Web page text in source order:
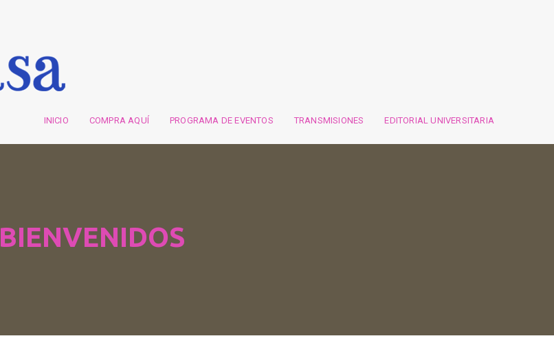
INICIO COMPRA AQUÍ PROGRAMA DE EVENTOS TRANSMISIONES EDITORIAL UNIVERSITARIA
BIENVENIDOS